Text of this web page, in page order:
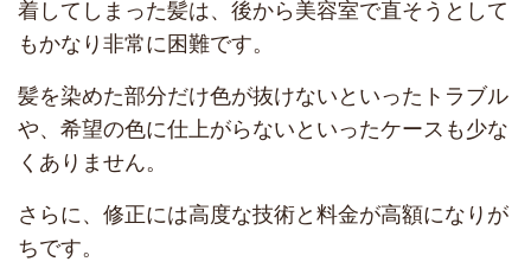
着してしまった髪は、後から美容室で直そうとして
もかなり非常に困難です。
髪を染めた部分だけ色が抜けないといったトラブル
や、希望の色に仕上がらないといったケースも少な
くありません。
さらに、修正には高度な技術と料金が高額になりが
ちです。